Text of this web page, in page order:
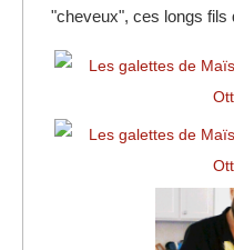
"cheveux", ces longs fils